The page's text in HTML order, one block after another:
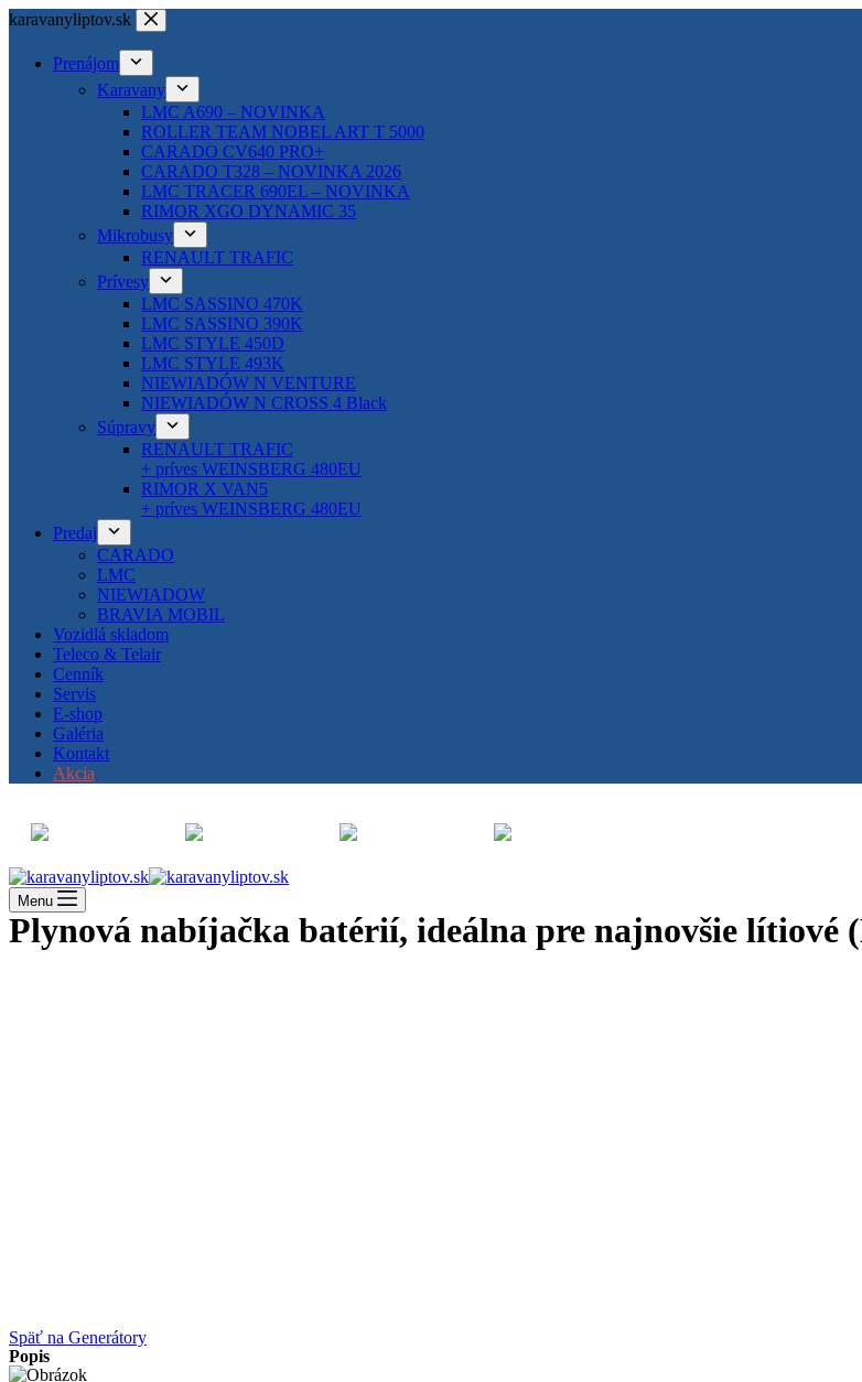
Skip
content
karavanyliptov.sk
Prenájom
Karavany
LMC A690 – NOVINKA
ROLLER TEAM NOBEL ART T 5000
CARADO CV640 PRO+
CARADO T328 – NOVINKA 2026
LMC TRACER 690EL – NOVINKA
RIMOR XGO DYNAMIC 35
Mikrobusy
RENAULT TRAFIC
Prívesy
LMC SASSINO 470K
LMC SASSINO 390K
LMC STYLE 450D
LMC STYLE 493K
NIEWIADÓW N VENTURE
NIEWIADÓW N CROSS 4 Black
Súpravy
RENAULT TRAFIC
+ príves WEINSBERG 480EU
RIMOR X VAN5
+ príves WEINSBERG 480EU
Predaj
CARADO
LMC
NIEWIADOW
BRAVIA MOBIL
Vozidlá skladom
Teleco & Telair
Cenník
Servis
E-shop
Galéria
Kontakt
Akcia
Menu
Plynová nabíjačka batérií, ideálna pre najnovšie lítiové
Späť na Generátory
Popis